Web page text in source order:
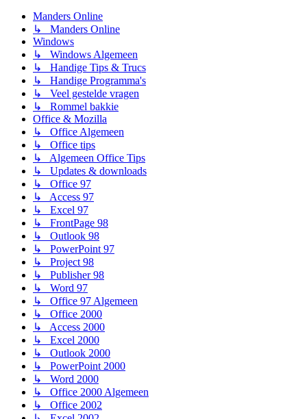
Manders Online
↳ Manders Online
Windows
↳ Windows Algemeen
↳ Handige Tips & Trucs
↳ Handige Programma's
↳ Veel gestelde vragen
↳ Rommel bakkie
Office & Mozilla
↳ Office Algemeen
↳ Office tips
↳ Algemeen Office Tips
↳ Updates & downloads
↳ Office 97
↳ Access 97
↳ Excel 97
↳ FrontPage 98
↳ Outlook 98
↳ PowerPoint 97
↳ Project 98
↳ Publisher 98
↳ Word 97
↳ Office 97 Algemeen
↳ Office 2000
↳ Access 2000
↳ Excel 2000
↳ Outlook 2000
↳ PowerPoint 2000
↳ Word 2000
↳ Office 2000 Algemeen
↳ Office 2002